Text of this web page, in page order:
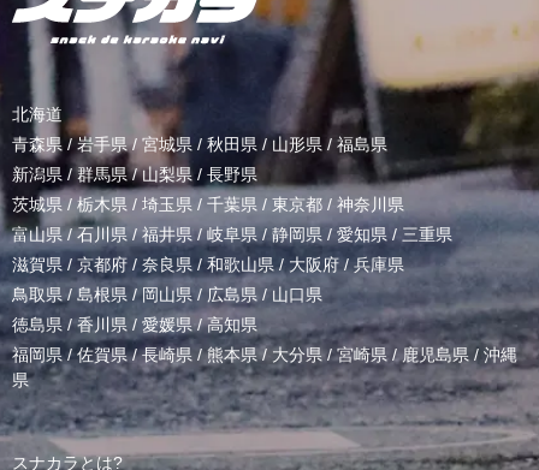
北海道
青森県 / 岩手県/ 宮城県 / 秋田県 / 山形県/ 福島県
新潟県 /群馬県/山梨県 / 長野県
茨城県 / 栃木県 / 埼玉県 / 千葉県 / 東京都 / 神奈川県
富山県 /石川県/福井県/岐阜県 / 静岡県 / 愛知県 / 三重県
滋賀県 / 京都府 / 奈良県 / 和歌山県/ 大阪府 /兵庫県
鳥取県/ 島根県 /岡山県/ 広島県 / 山口県
徳島県 /香川県 / 愛媛県/高知県
福岡県/佐賀県/長崎県 /熊本県/ 大分県/宮崎県 /鹿児島県 / 沖縄
県
スナカラとは?